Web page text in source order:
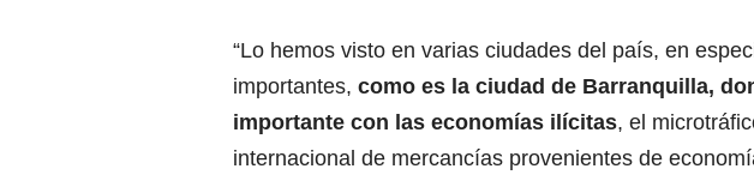
“Lo hemos visto en varias ciudades del país, en
importantes, como es la ciudad de Barranquilla,
importante con las economías ilícitas, el
internacional de mercancías provenientes de